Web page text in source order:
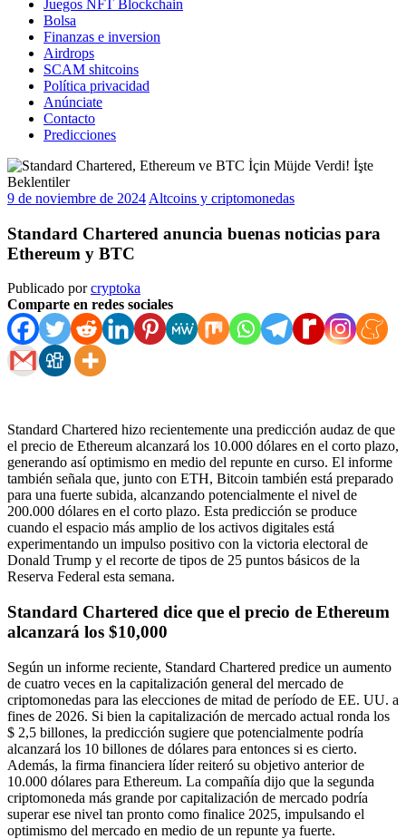
Juegos NFT Blockchain
Bolsa
Finanzas e inversion
Airdrops
SCAM shitcoins
Política privacidad
Anúnciate
Contacto
Predicciones
9 de noviembre de 2024 Altcoins y criptomonedas
Standard Chartered anuncia buenas noticias para
Ethereum y BTC
Publicado porcryptoka
Comparte en redes sociales
Standard Chartered hizo recientemente una predicción audaz de que
el precio de Ethereum alcanzará los 10.000 dólares en el corto plazo,
generando así optimismo en medio del repunte en curso. El informe
también señala que, junto con ETH, Bitcoin también está preparado
para una fuerte subida, alcanzando potencialmente el nivel de
200.000 dólares en el corto plazo. Esta predicción se produce
cuando el espacio más amplio de los activos digitales está
experimentando un impulso positivo con la victoria electoral de
Donald Trump y el recorte de tipos de 25 puntos básicos de la
Reserva Federal esta semana.
Standard Chartered dice que el precio de Ethereum
alcanzará los $10,000
Según un informe reciente, Standard Chartered predice un aumento
de cuatro veces en la capitalización general del mercado de
criptomonedas para las elecciones de mitad de período de EE. UU. a
fines de 2026. Si bien la capitalización de mercado actual ronda los
$ 2,5 billones, la predicción sugiere que potencialmente podría
alcanzará los 10 billones de dólares para entonces si es cierto.
Además, la firma financiera líder reiteró su objetivo anterior de
10.000 dólares para Ethereum. La compañía dijo que la segunda
criptomoneda más grande por capitalización de mercado podría
superar ese nivel tan pronto como finalice 2025, impulsando el
optimismo del mercado en medio de un repunte ya fuerte.